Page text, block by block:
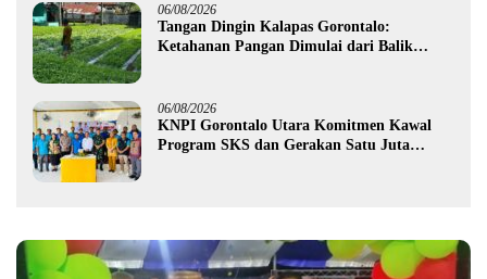
06/08/2026
Tangan Dingin Kalapas Gorontalo:
Ketahanan Pangan Dimulai dari Balik
06/08/2026
KNPI Gorontalo Utara Komitmen Kawal
Program SKS dan Gerakan Satu Juta